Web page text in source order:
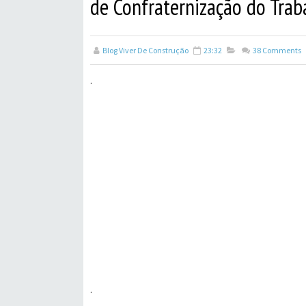
de Confraternização do
Blog Viver De Construção 23:32 38 Comments
.
.